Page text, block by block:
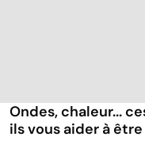
Ondes, chaleur...
ils vous aider à